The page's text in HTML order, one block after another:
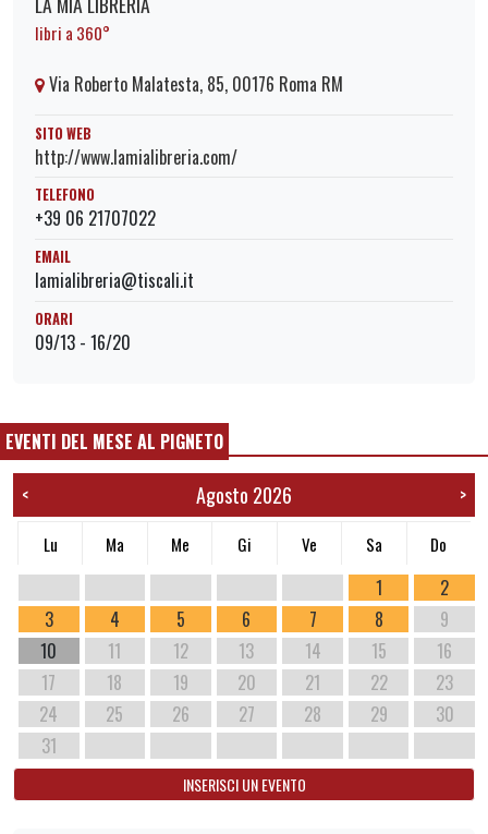
libri a 360°
Via Roberto Malatesta, 85, 00176 Roma RM
SITO WEB
http://www.lamialibreria.com/
TELEFONO
+39 06 21707022
EMAIL
lamialibreria@tiscali.it
ORARI
09/13 - 16/20
EVENTI DEL MESE AL PIGNETO
< Agosto 2026 >
Lu Ma Me Gi Ve Sa Do
1
2
3
4 5 6 7 8
9
10
11 12 13 14 15
16
17
18 19 20 21 22
23
24
25 26 27 28 29
30
31
INSERISCI UN EVENTO